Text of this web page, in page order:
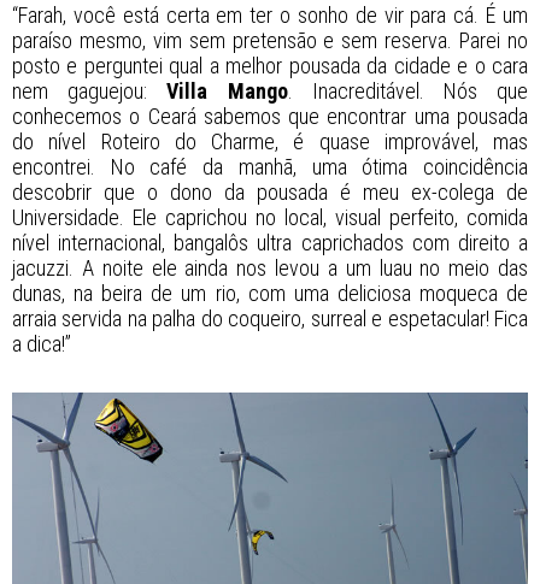
“Farah, você está certa em ter o sonho de vir para cá. É um
paraíso mesmo, vim sem pretensão e sem reserva. Parei no
posto e perguntei qual a melhor pousada da cidade e o cara
nem gaguejou:Villa Mango. Inacreditável. Nós que
conhecemos o Ceará sabemos que encontrar uma pousada
do nível Roteiro do Charme, é quase improvável, mas
encontrei. No café da manhã, uma ótima coincidência
descobrir que o dono da pousada é meu ex-colega de
Universidade. Ele caprichou no local, visual perfeito, comida
nível internacional, bangalôs ultra caprichados com direito a
jacuzzi. A noite ele ainda nos levou a um luau no meio das
dunas, na beira de um rio, com uma deliciosa moqueca de
arraia servida na palha do coqueiro, surreal e espetacular! Fica
a dica!”